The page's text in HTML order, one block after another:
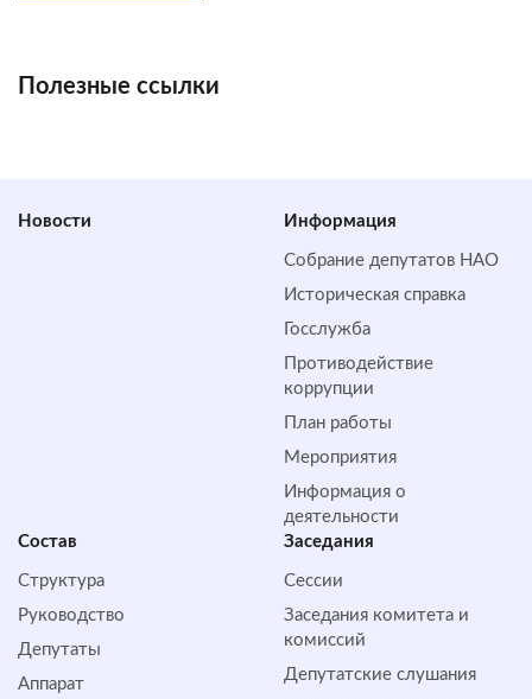
Полезные ссылки
Новости Информация
Собрание депутатов НАО
Историческая справка
Госслужба
Противодействие
коррупции
План работы
Мероприятия
Информация о
деятельности
Состав
Структура
Руководство
Депутаты
Аппарат
Заседания
Сессии
Заседания комитета и
комиссий
Депутатские слушания